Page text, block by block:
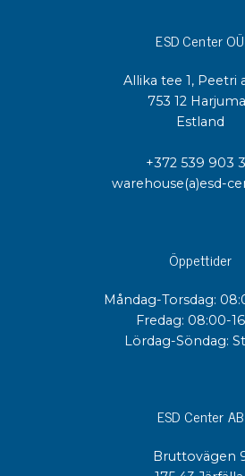
ESD Center OÜ
Allika tee 1, Peetri
753 12
Estland
+372 539 903
warehouse(a)esd-
Öppettider
Måndag-Torsdag:
Fredag: 08:00-
Lördag-Söndag:
ESD Center AB
Bruttovägen